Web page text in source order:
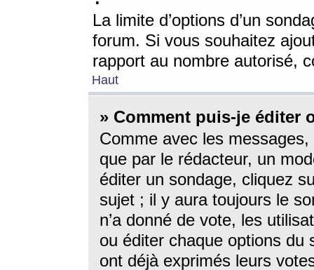
La limite d’options d’un
forum. Si vous souhaitez
rapport au nombre autorisé,
Haut
» Comment puis-je éditer
Comme avec les
que par le rédacteur, un
éditer un sondage, cliquez
sujet ; il y aura toujours le
n’a donné de vote, les
ou éditer chaque options du
ont déjà exprimés leurs